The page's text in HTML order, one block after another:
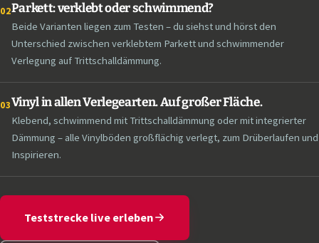
02Parkett: verklebt oder schwimmend?
Beide Varianten liegen zum Testen – du siehst und hörst den
Unterschied zwischen verklebtem Parkett und schwimmender
Verlegung auf Trittschalldämmung.
03Vinyl in allen Verlegearten. Auf großer Fläche.
Klebend, schwimmend mit Trittschalldämmung oder mit integrierter
Dämmung – alle Vinylböden großflächig verlegt, zum Drüberlaufen und
Inspirieren.
Teststrecke live erleben